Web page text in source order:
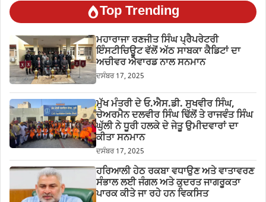
Top Trending
ਮਹਾਰਾਜਾ ਰਣਜੀਤ ਸਿੰਘ ਪ੍ਰੈਪਰੇਟਰੀ
ਇੰਸਟੀਚਿਊਟ ਵੱਲੋਂ ਅੱਠ ਸਾਬਕਾ ਕੈਡਿਟਾਂ ਦਾ
ਅਚੀਵਰ ਐਵਾਰਡ ਨਾਲ ਸਨਮਾਨ
ਦਸੰਬਰ 17, 2025
ਮੁੱਖ ਮੰਤਰੀ ਦੇ ਓ.ਐਸ.ਡੀ. ਸੁਖਵੀਰ ਸਿੰਘ,
ਚੇਅਰਮੈਨ ਦਲਵੀਰ ਸਿੰਘ ਢਿੱਲੋਂ ਤੇ ਰਾਜਵੰਤ ਸਿੰਘ
ਘੁੱਲੀ ਨੇ ਧੂਰੀ ਹਲਕੇ ਦੇ ਜੇਤੂ ਉਮੀਦਵਾਰਾਂ ਦਾ
ਕੀਤਾ ਸਨਮਾਨ
ਦਸੰਬਰ 17, 2025
ਹਰਿਆਲੀ ਹੇਠ ਰਕਬਾ ਵਧਾਉਣ ਅਤੇ ਵਾਤਾਵਰਣ
ਸੰਭਾਲ ਲਈ ਜੰਗਲ ਅਤੇ ਕੁਦਰਤ ਜਾਗਰੂਕਤਾ
ਪਾਰਕ ਕੀਤੇ ਜਾ ਰਹੇ ਹਨ ਵਿਕਸਿਤ